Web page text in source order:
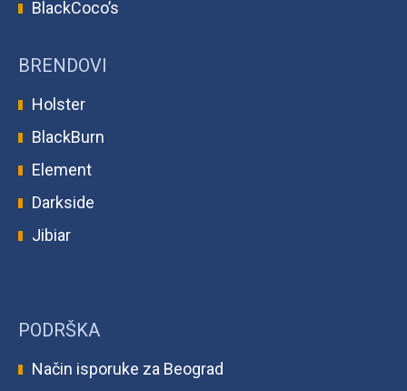
BlackCoco’s
BRENDOVI
Holster
BlackBurn
Element
Darkside
Jibiar
PODRŠKA
Način isporuke za Beograd